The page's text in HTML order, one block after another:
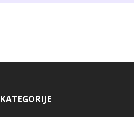
KATEGORIJE